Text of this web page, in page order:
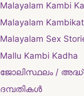
Malayalam Kambi
Malayalam
Malayalam Sex
Mallu Kambi Kadha
ജോലിസ്ഥലം /
ദമ്പതികള്‍